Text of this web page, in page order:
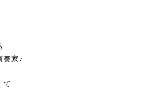
奏家♪
て